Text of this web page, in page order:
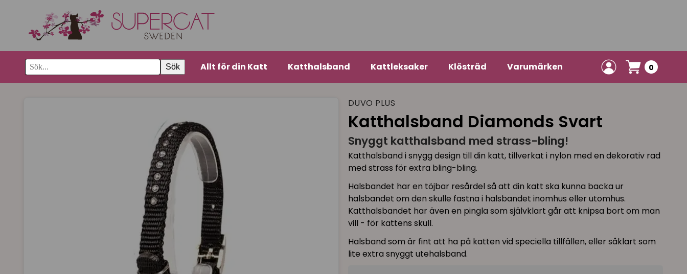
Sök Allt för din Katt Katthalsband Kattleksaker Klösträd Varumärken 0
DUVO PLUS
Katthalsband Diamonds Svart
Snyggt katthalsband med strass-bling!
Katthalsband i snygg design till din katt, tillverkat i nylon med en dekorativ rad
med strass för extra bling-bling.
Halsbandet har en töjbar resårdel så att din katt ska kunna backa ur
halsbandet om den skulle fastna i halsbandet inomhus eller utomhus.
Katthalsbandet har även en pingla som självklart går att knipsa bort om man
vill - för kattens skull.
Halsband som är fint att ha på katten vid speciella tillfällen, eller såklart som
lite extra snyggt utehalsband.